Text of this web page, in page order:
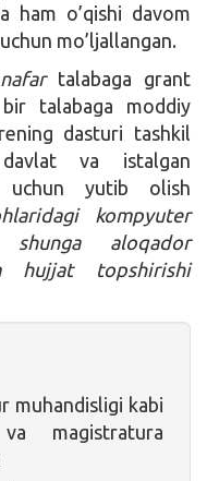
ham o’qishi davom
mo’ljallangan.
talabaga grant
talabaga moddiy
dasturi tashkil
va istalgan
uchun yutib olish
kompyuter
aloqador
hujjat topshirishi
muhandisligi kabi
magistratura